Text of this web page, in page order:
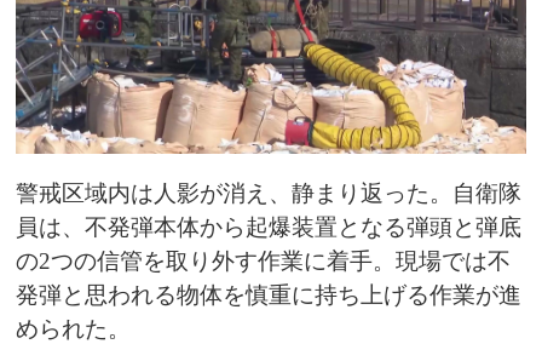
警戒区域内は人影が消え、静まり返った。自衛隊
員は、不発弾本体から起爆装置となる弾頭と弾底
の2つの信管を取り外す作業に着手。現場では不
発弾と思われる物体を慎重に持ち上げる作業が進
められた。